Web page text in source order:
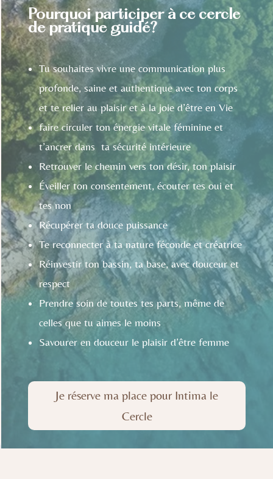
Pourquoi participer à ce cercle
de pratique guidé?
Tu souhaites vivre une communication plus
profonde, saine et authentique avec ton corps
et te relier au plaisir et à la joie d’être en Vie
faire circuler ton énergie vitale féminine et
t’ancrer dans ta sécurité intérieure
Retrouver le chemin vers ton désir, ton plaisir
Éveiller ton consentement, écouter tes oui et
tes non
Récupérer ta douce puissance
Te reconnecter à ta nature féconde et créatrice
Réinvestir ton bassin, ta base, avec douceur et
respect
Prendre soin de toutes tes parts, même de
celles que tu aimes le moins
Savourer en douceur le plaisir d’être femme
Je réserve ma place pour Intima le
Cercle